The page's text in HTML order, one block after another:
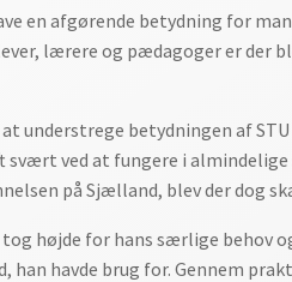
en afgørende betydning for
lærere og pædagoger er der
understrege betydningen af
ved at fungere i
på Sjælland, blev der dog
højde for hans særlige
havde brug for. Gennem